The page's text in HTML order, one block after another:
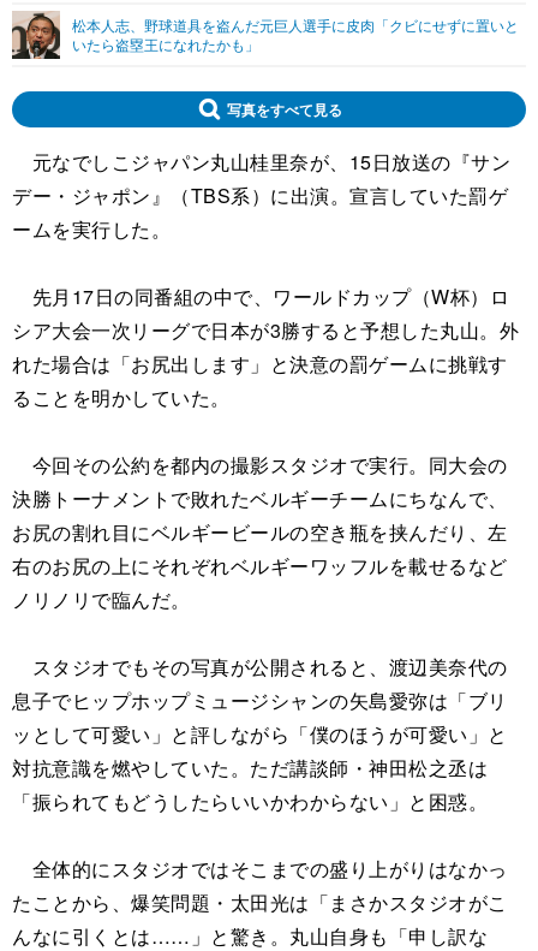
ショッピング その他
松本人志、野球道具を盗んだ元巨人選手に皮肉「クビにせずに置いと
いたら盗塁王になれたかも」
写真をすべて見る
元なでしこジャパン丸山桂里奈が、15日放送の『サン
デー・ジャポン』（TBS系）に出演。宣言していた罰ゲ
ームを実行した。
先月17日の同番組の中で、ワールドカップ（W杯）ロ
シア大会一次リーグで日本が3勝すると予想した丸山。外
れた場合は「お尻出します」と決意の罰ゲームに挑戦す
ることを明かしていた。
今回その公約を都内の撮影スタジオで実行。同大会の
決勝トーナメントで敗れたベルギーチームにちなんで、
お尻の割れ目にベルギービールの空き瓶を挟んだり、左
右のお尻の上にそれぞれベルギーワッフルを載せるなど
ノリノリで臨んだ。
スタジオでもその写真が公開されると、渡辺美奈代の
息子でヒップホップミュージシャンの矢島愛弥は「ブリ
ッとして可愛い」と評しながら「僕のほうが可愛い」と
対抗意識を燃やしていた。ただ講談師・神田松之丞は
「振られてもどうしたらいいかわからない」と困惑。
全体的にスタジオではそこまでの盛り上がりはなかっ
たことから、爆笑問題・太田光は「まさかスタジオがこ
んなに引くとは……」と驚き。丸山自身も「申し訳な